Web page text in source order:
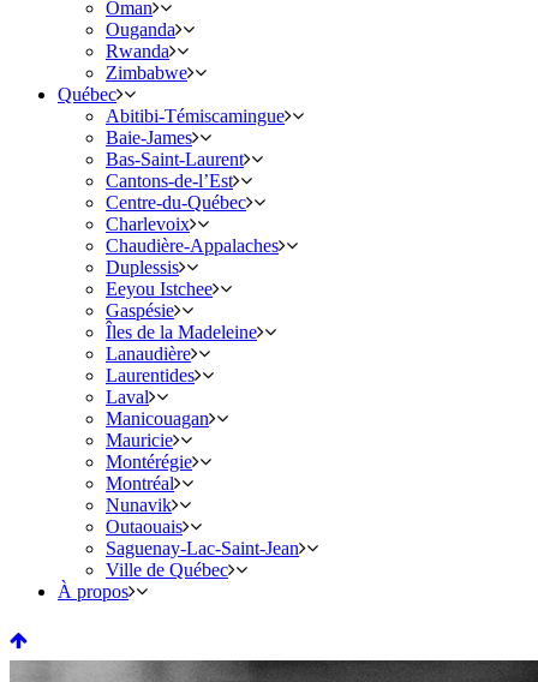
Oman
Ouganda
Rwanda
Zimbabwe
Québec
Abitibi-Témiscamingue
Baie-James
Bas-Saint-Laurent
Cantons-de-l’Est
Centre-du-Québec
Charlevoix
Chaudière-Appalaches
Duplessis
Eeyou Istchee
Gaspésie
Îles de la Madeleine
Lanaudière
Laurentides
Laval
Manicouagan
Mauricie
Montérégie
Montréal
Nunavik
Outaouais
Saguenay-Lac-Saint-Jean
Ville de Québec
À propos